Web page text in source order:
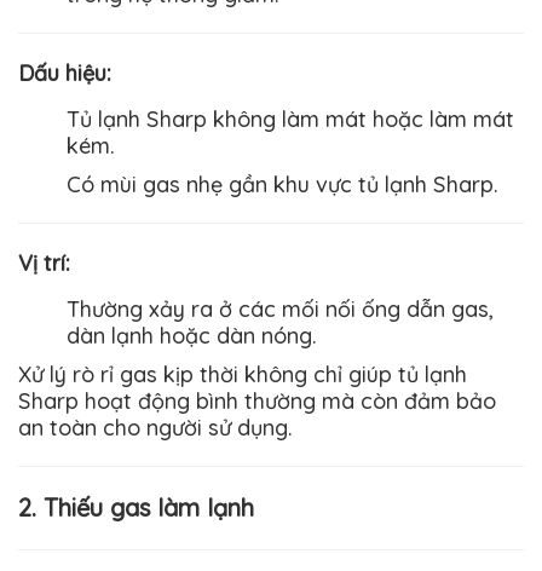
Dấu hiệu:
Tủ lạnh Sharp không làm mát hoặc làm mát
kém.
Có mùi gas nhẹ gần khu vực tủ lạnh Sharp.
Vị trí:
Thường xảy ra ở các mối nối ống dẫn gas,
dàn lạnh hoặc dàn nóng.
Xử lý rò rỉ gas kịp thời không chỉ giúp tủ lạnh
Sharp hoạt động bình thường mà còn đảm bảo
an toàn cho người sử dụng.
2. Thiếu gas làm lạnh